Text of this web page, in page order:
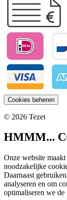
Cookies beheren
© 2026 Tezet
HMMM...
Onze website
noodzakelijke
Daarnaast
analyseren en om
optimaliseren we de